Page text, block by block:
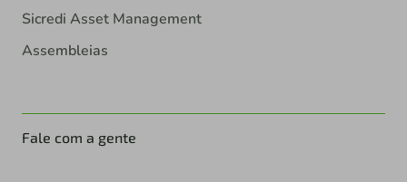
Sicredi Asset Management
Assembleias
Fale com a gente